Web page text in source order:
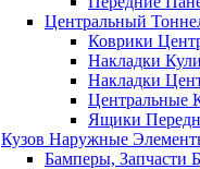
Центральный
Коврики
Накладки
Накладки
Центральные
Ящики
Кузов Наружные
Бамперы, Запчасти